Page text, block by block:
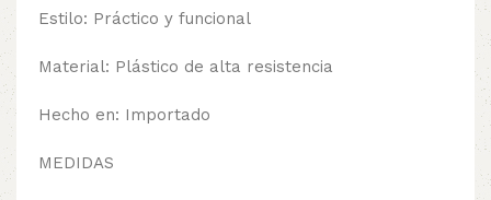
Estilo: Práctico y funcional
Material: Plástico de alta resistencia
Hecho en: Importado
MEDIDAS